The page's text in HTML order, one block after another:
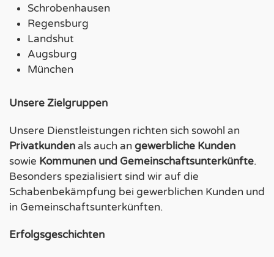
Schrobenhausen
Regensburg
Landshut
Augsburg
München
Unsere Zielgruppen
Unsere Dienstleistungen richten sich sowohl an
Privatkundenals auch an gewerbliche Kunden
sowie Kommunen und Gemeinschaftsunterkünfte.
Besonders spezialisiert sind wir auf die
Schabenbekämpfung bei gewerblichen Kunden und
in Gemeinschaftsunterkünften.
Erfolgsgeschichten